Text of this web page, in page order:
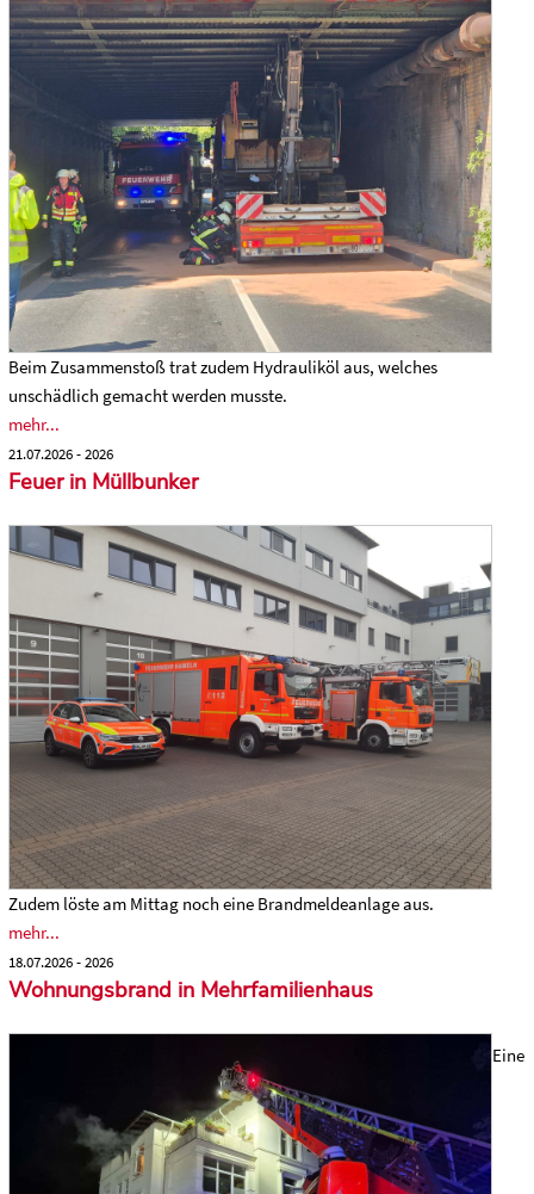
Beim Zusammenstoß trat zudem Hydrauliköl aus, welches
unschädlich gemacht werden musste.
mehr...
21.07.2026 - 2026
Feuer in Müllbunker
Zudem löste am Mittag noch eine Brandmeldeanlage aus.
mehr...
18.07.2026 - 2026
Wohnungsbrand in Mehrfamilienhaus
Eine